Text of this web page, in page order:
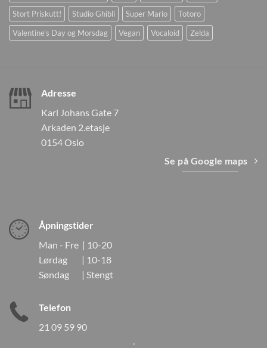
Stort Priskutt!
Studio Ghibli Super Mario
Totoro
Valentine's Day og Morsdag
Vegan Vocaloid Zelda
Adresse
Karl Johans Gate 7
Arkaden 2.etasje
0154 Oslo
Se på Google maps
Åpningstider
Man - Fre | 10-20
Lørdag | 10-18
Søndag | Stengt
Telefon
21 09 59 90